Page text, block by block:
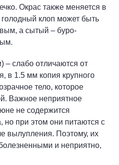
Окрас также меняется в
голодный клоп может быть
а сытый – буро-
– слабо отличаются от
в 1.5 мм копия крупного
тело, которое
Важное неприятное
не содержится
но при этом они питаются с
вылупления. Поэтому, их
и неприятно,